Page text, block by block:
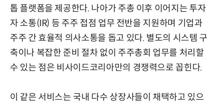
톱 플랫폼을 제공한다. 나아가 주총 이후 이어지는 투자
자 소통(IR) 등 주주 접점 업무 전반을 지원하며 기업과
주주 간 효율적 의사소통을 돕고 있다. 별도의 시스템 구
축이나 복잡한 준비 절차 없이 주주총회 업무를 처리할
수 있는 점은 비사이드코리아만의 경쟁력으로 꼽힌다.
이 같은 서비스는 국내 다수 상장사들이 채택하고 있으